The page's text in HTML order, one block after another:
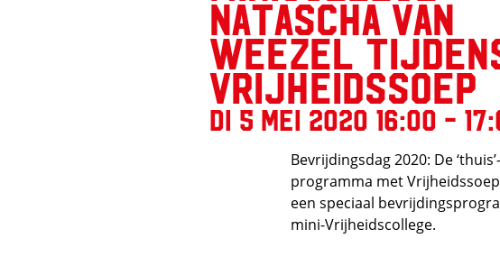
Natascha van
Weezel
Vrijheidssoep
di 5 mei 2020 16:00 -
Bevrijdingsdag 2020: De
programma met
een speciaal
mini-Vrijheidscollege.